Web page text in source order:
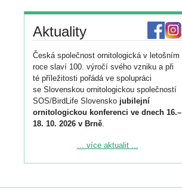
Aktuality
Česká společnost ornitologická v letošním
roce slaví 100. výročí svého vzniku a při
té příležitosti pořádá ve spolupráci
se Slovenskou ornitologickou společností
SOS/BirdLife Slovensko jubilejní
ornitologickou konferenci ve dnech 16.–
18. 10. 2026 v Brně.
Podrobnější informace ke konferenci
Registrovat se můžete do 6. září.
... více aktualit ...